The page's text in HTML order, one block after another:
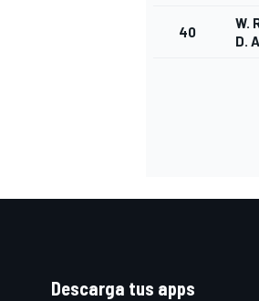
40
W.
D.
Descarga tus apps